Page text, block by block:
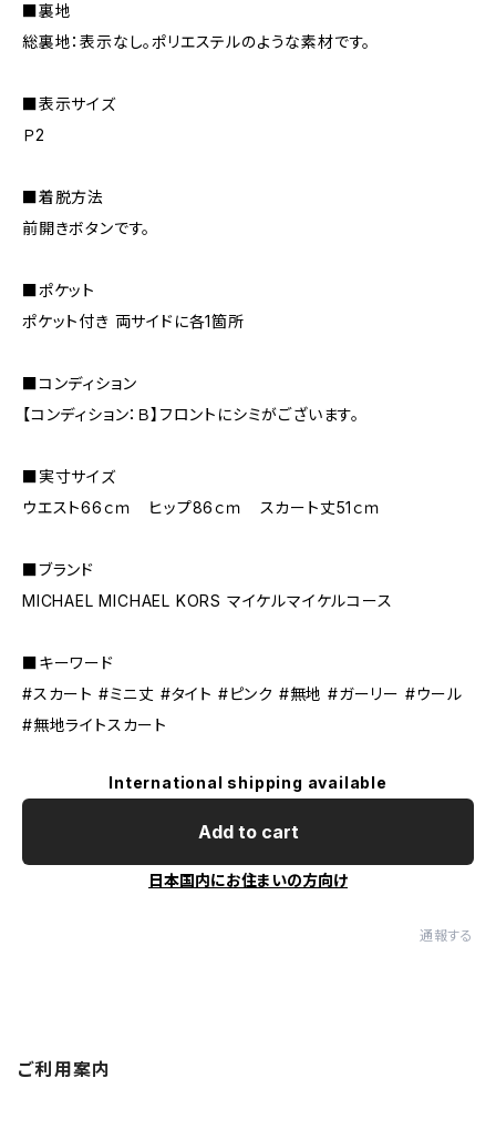
■裏地
総裏地：表示なし。ポリエステルのような素材です。
■表示サイズ
Ｐ2
■着脱方法
前開きボタンです。
■ポケット
ポケット付き 両サイドに各1箇所
■コンディション
【コンディション：Ｂ】フロントにシミがございます。
■実寸サイズ
ウエスト66ｃｍ ヒップ86ｃｍ スカート丈51ｃｍ
■ブランド
MICHAEL MICHAEL KORS マイケルマイケルコース
■キーワード
#スカート #ミニ丈 #タイト #ピンク #無地 #ガーリー #ウール
#無地ライトスカート
International shipping available
Add to cart
日本国内にお住まいの方向け
通報する
ご利用案内